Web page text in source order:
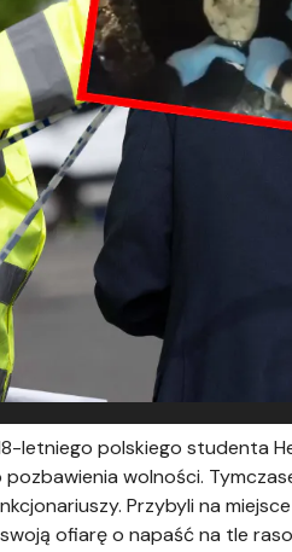
letniego polskiego studenta
wolności.
Przybyli na
ofiarę o napaść na tle